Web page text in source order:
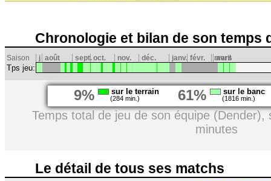
Chronologie et bilan de son temps
Saison j août sept.oct. nov. déc. janv. févr. mars
avril
Tps jeu:
9% sur le terrain
(284 min.) 61% sur le banc
(1816 min.)
Temps total de jeu de son équipe (Dender),
minutes
Le détail de tous ses matchs